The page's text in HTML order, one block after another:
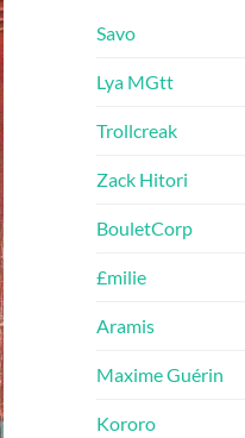
Savo
Lya MGtt
Trollcreak
Zack Hitori
BouletCorp
£milie
Aramis
Maxime Guérin
Kororo